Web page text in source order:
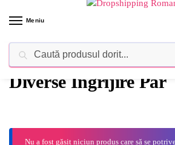
Meniu
Dropshipping Romania⚡ Furnizorul
Diverse Ingrijire Par
Nu a fost găsit niciun produs care să se